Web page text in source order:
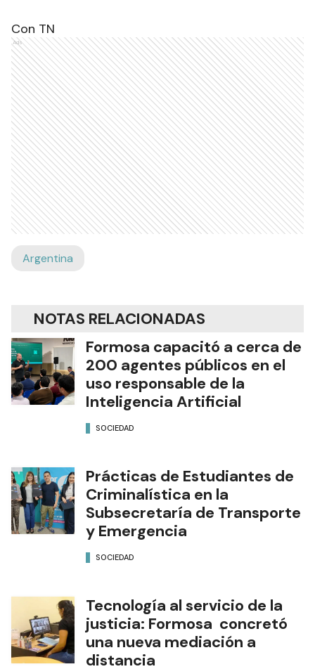
Con TN
Ads
Argentina
NOTAS RELACIONADAS
Formosa capacitó a cerca de
200 agentes públicos en el
uso responsable de la
Inteligencia Artificial
SOCIEDAD
Prácticas de Estudiantes de
Criminalística en la
Subsecretaría de Transporte
y Emergencia
SOCIEDAD
Tecnología al servicio de la
justicia: Formosa concretó
una nueva mediación a
distancia